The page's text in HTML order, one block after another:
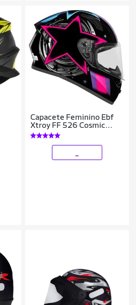
Capacete Feminino Ebf
Xtroy FF 526 Cosmic
Preto e Rosa Fechado
Moto